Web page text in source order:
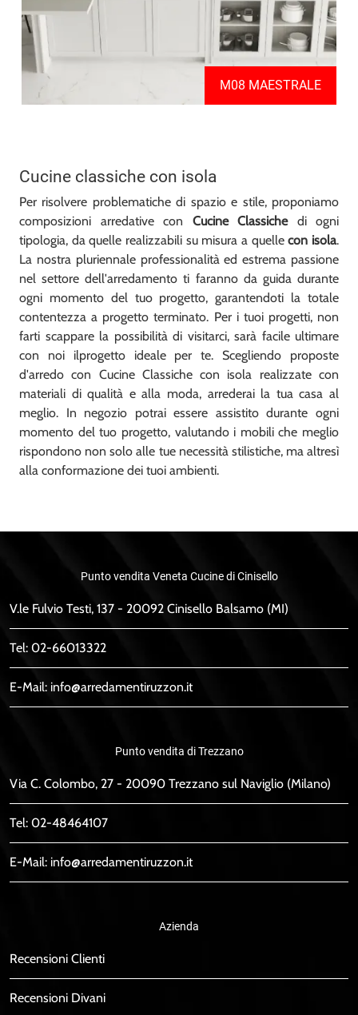
M08 MAESTRALE
Cucine classiche con isola
Per risolvere problematiche di spazio e stile, proponiamo
composizioni arredative con Cucine Classichedi ogni
tipologia, da quelle realizzabili su misura a quellecon isola.
La nostra pluriennale professionalità ed estrema passione
nel settore dell'arredamento ti faranno da guida durante
ogni momento del tuo progetto, garantendoti la totale
contentezza a progetto terminato. Per i tuoi progetti, non
farti scappare la possibilità di visitarci, sarà facile ultimare
con noi ilprogetto ideale per te. Scegliendo proposte
d'arredo con Cucine Classiche con isola realizzate con
materiali di qualità e alla moda, arrederai la tua casa al
meglio. In negozio potrai essere assistito durante ogni
momento del tuo progetto, valutando i mobili che meglio
rispondono non solo alle tue necessità stilistiche, ma altresì
alla conformazione dei tuoi ambienti.
Punto vendita Veneta Cucine di Cinisello
V.le Fulvio Testi, 137 - 20092 Cinisello Balsamo (MI)
Tel: 02-66013322
E-Mail: info@arredamentiruzzon.it
Punto vendita di Trezzano
Via C. Colombo, 27 - 20090 Trezzano sul Naviglio (Milano)
Tel: 02-48464107
E-Mail: info@arredamentiruzzon.it
Azienda
Recensioni Clienti
Recensioni Divani